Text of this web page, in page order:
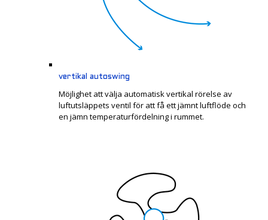
vertikal autoswing
Möjlighet att välja automatisk vertikal rörelse av
luftutsläppets ventil för att få ett jämnt luftflöde och
en jämn temperaturfördelning i rummet.